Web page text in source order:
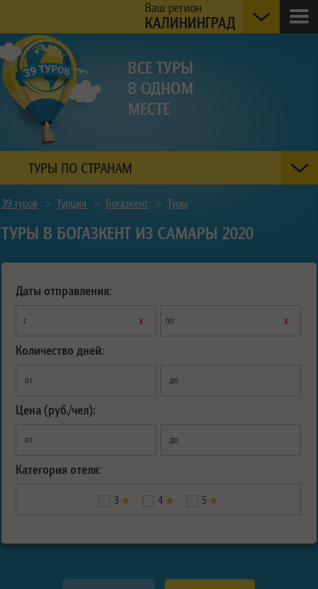
Ваш регион
КАЛИНИНГРАД
ТУРЫ ПО СТРАНАМ
39 туров > Турция > Богазкент > Туры
ТУРЫ В БОГАЗКЕНТ ИЗ САМАРЫ 2020
Даты отправления:
с х по х
Количество дней:
от до
Цена (руб./чел):
от до
Категория отеля:
3 4 5